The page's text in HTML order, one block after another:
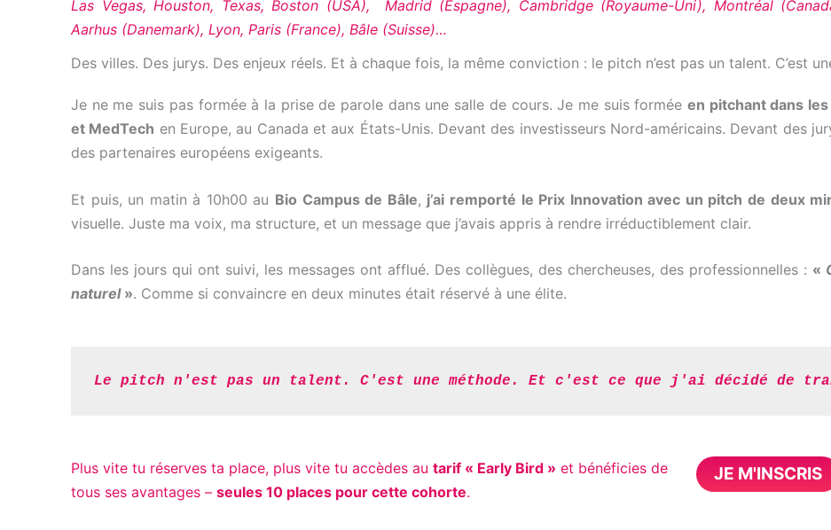
Las Vegas, Houston, Texas, Boston (USA), Madrid (Espagne), Cambridge (Royaume-Uni), Montréal
Aarhus (Danemark), Lyon, Paris (France), Bâle (Suisse)…
Des villes. Des jurys. Des enjeux réels. Et à chaque fois, la même conviction : le pitch n’est pas un talent. C’est
Je ne me suis pas formée à la prise de parole dans une salle de cours. Je me suis forméeen pitchant dans
et MedTech en Europe, au Canada et aux États-Unis. Devant des investisseurs Nord-américains. Devant des
des partenaires européens exigeants.
Et puis, un matin à 10h00 au Bio Campus de Bâle, j’ai remporté le Prix Innovation avec un pitch de deux
visuelle. Juste ma voix, ma structure, et un message que j’avais appris à rendre irréductiblement clair.
Dans les jours qui ont suivi, les messages ont afflué. Des collègues, des chercheuses, des professionnelles : «
naturel ». Comme si convaincre en deux minutes était réservé à une élite.
Le pitch n'est pas un talent. C'est une méthode. Et c'est ce que j'ai décidé de
Plus vite tu réserves ta place, plus vite tu accèdes au tarif « Early Bird » et bénéficies de
tous ses avantages – seules 10 places pour cette cohorte.
JE M'INSCRIS